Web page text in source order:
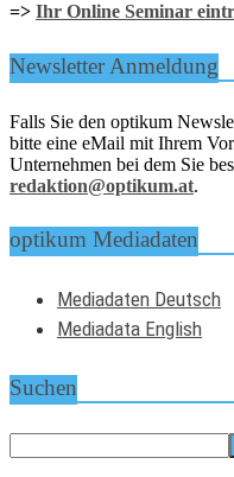
=> Ihr Online Seminar
Newsletter Anmeldung
Falls Sie den optikum
bitte eine eMail mit Ihrem
Unternehmen bei dem Sie
redaktion@optikum.at.
optikum Mediadaten
Mediadaten Deutsch
Mediadata English
Suchen